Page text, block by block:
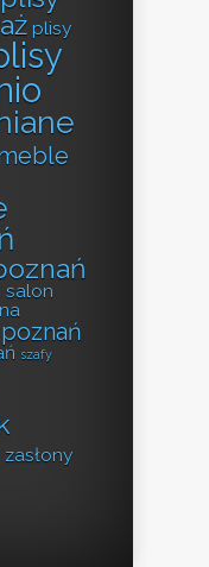
plisy
salon
szafy
zasłony